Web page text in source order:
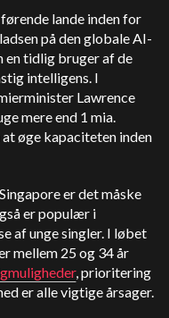
lande inden for
på den globale AI-
en tidlig bruger af de
intelligens. I
Lawrence
mere end 1 mia.
øge kapaciteten inden
er det måske
er populær i
af unge singler. I løbet
mellem 25 og 34 år
, prioritering
er alle vigtige årsager.